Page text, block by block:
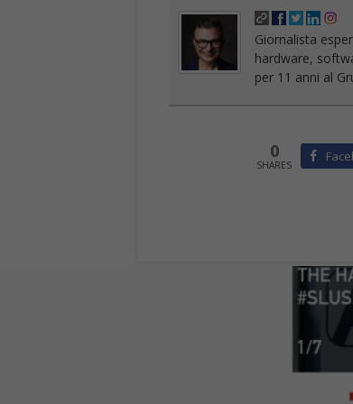
Giornalista
hardware,
per 11 anni al
0
SHARES